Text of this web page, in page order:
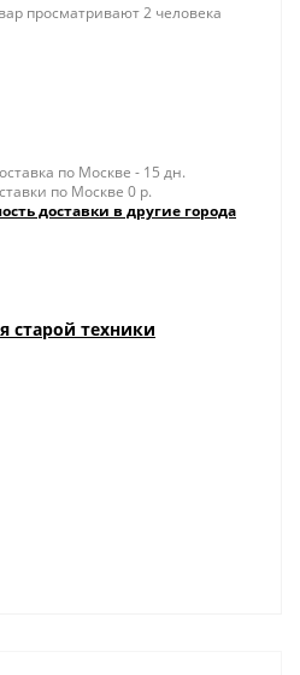
просматривают 2 человека
по Москве - 15 дн.
по Москве 0 р.
доставки в другие города
старой техники